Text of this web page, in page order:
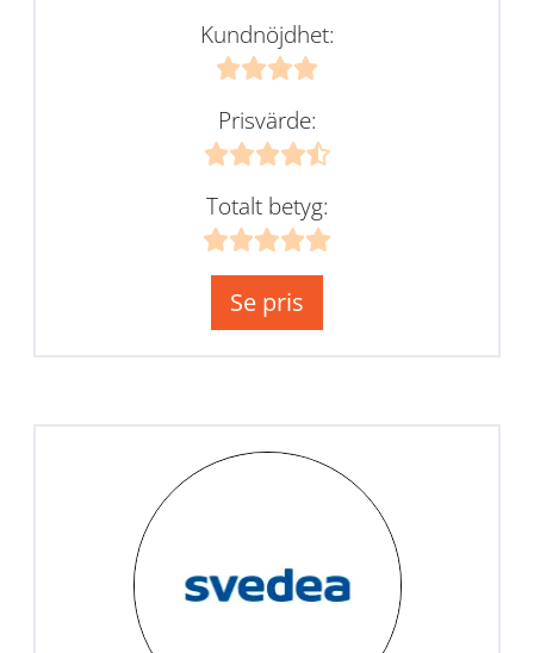
Kundnöjdhet:
Prisvärde:
Totalt betyg:
Se pris